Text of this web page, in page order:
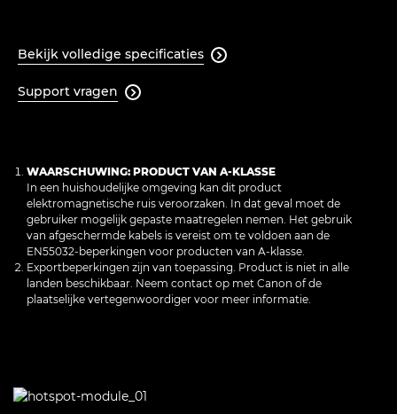
Bekijk volledige specificaties 
Support vragen 
WAARSCHUWING: PRODUCT VAN A-KLASSE
In een huishoudelijke omgeving kan dit product
elektromagnetische ruis veroorzaken. In dat geval moet de
gebruiker mogelijk gepaste maatregelen nemen. Het gebruik
van afgeschermde kabels is vereist om te voldoen aan de
EN55032-beperkingen voor producten van A-klasse.
Exportbeperkingen zijn van toepassing. Product is niet in alle
landen beschikbaar. Neem contact op met Canon of de
plaatselijke vertegenwoordiger voor meer informatie.